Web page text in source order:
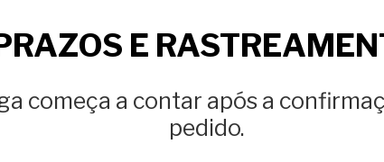
E
começa a contar após a
pedido.